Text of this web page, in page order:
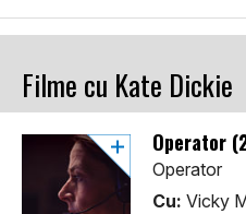
Filme cu Kate Dickie
Operator
Operator
Cu: Vicky